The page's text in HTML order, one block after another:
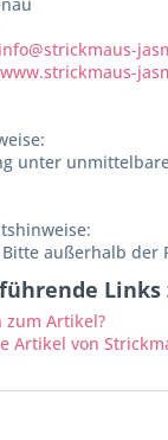
info@strickmaus-
www.strickmaus-
unter
außerhalb der
Links
zum Artikel?
Artikel von